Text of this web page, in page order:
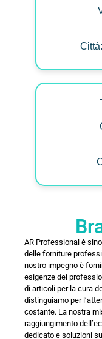
AR Professional è
delle forniture
nostro impegno è
esigenze dei
di articoli per la cura
distinguiamo per
costante. La nostra
raggiungimento
dedicato e soluzioni